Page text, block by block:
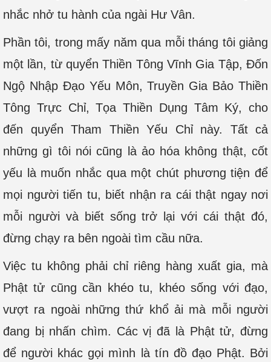
nhắc nhở tu hành của ngài Hư Vân.
Phần tôi, trong mấy năm qua mỗi tháng tôi giảng
một lần, từ quyển Thiền Tông Vĩnh Gia Tập, Đốn
Ngộ Nhập Đạo Yếu Môn, Truyền Gia Bảo Thiền
Tông Trực Chỉ, Tọa Thiền Dụng Tâm Ký, cho
đến quyển Tham Thiền Yếu Chỉ này. Tất cả
những gì tôi nói cũng là ảo hóa không thật, cốt
yếu là muốn nhắc qua một chút phương tiện để
mọi người tiến tu, biết nhận ra cái thật ngay nơi
mỗi người và biết sống trở lại với cái thật đó,
đừng chạy ra bên ngoài tìm cầu nữa.
Việc tu không phải chỉ riêng hàng xuất gia, mà
Phật tử cũng cần khéo tu, khéo sống với đạo,
vượt ra ngoài những thứ khổ ải mà mỗi người
đang bị nhấn chìm. Các vị đã là Phật tử, đừng
để người khác gọi mình là tín đồ đạo Phật. Bởi